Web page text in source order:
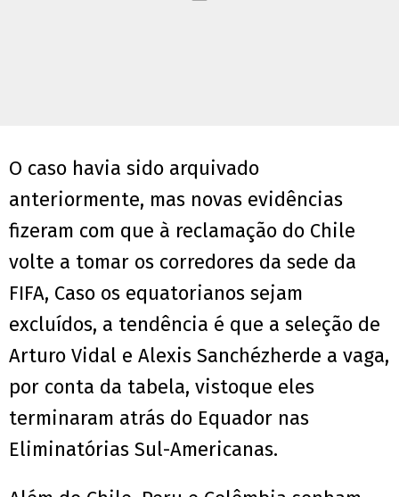
O caso havia sido arquivado
anteriormente, mas novas evidências
fizeram com que à reclamação do Chile
volte a tomar os corredores da sede da
FIFA, Caso os equatorianos sejam
excluídos, a tendência é que a seleção de
Arturo Vidal e Alexis Sanchézherde a vaga,
por conta da tabela, vistoque eles
terminaram atrás do Equador nas
Eliminatórias Sul-Americanas.